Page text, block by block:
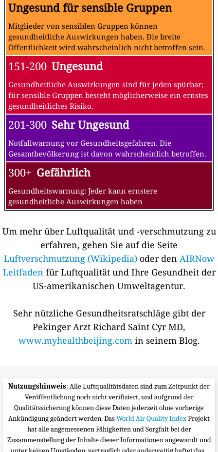
Ungesund für sensible Gruppen
Mitglieder von sensiblen Gruppen können
gesundheitliche Auswirkungen haben. Die breite
Öffentlichkeit wird wahrscheinlich nicht betroffen sein.
151-200 Ungesund
Gesundheitliche Auswirkungen sind für jeden spürbar;
für sensible Gruppen besteht möglicherweise ein ernstes
gesundheitliches Risiko.
201-300 Sehr Ungesund
Notfallwarnung vor Gesundheitsgefahren. Die
Gesamtbevölkerung ist davon wahrscheinlich betroffen.
300+ Gefährlich
Gesundheitswarnung: Jeder kann ernstere
gesundheitliche Auswirkungen haben
Um mehr über Luftqualität und -verschmutzung zu
erfahren, gehen Sie auf die Seite
Luftverschmutzung (Wikipedia)oder den AIRNow
Leitfaden für Luftqualität und Ihre Gesundheit der
US-amerikanischen Umweltagentur.
Sehr nützliche Gesundheitsratschläge gibt der
Pekinger Arzt Richard Saint Cyr MD,
www.myhealthbeijing.comin seinem Blog.
Nutzungshinweis: Alle Luftqualitätsdaten sind zum Zeitpunkt der
Veröffentlichung noch nicht verifiziert, und aufgrund der
Qualitätssicherung können diese Daten jederzeit ohne vorherige
Ankündigung geändert werden. DasWorld Air Quality IndexProjekt
hat alle angemessenen Fähigkeiten und Sorgfalt bei der
Zusammenstellung der Inhalte dieser Informationen angewandt und